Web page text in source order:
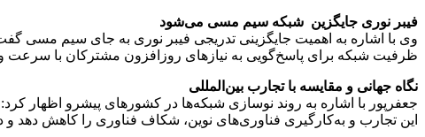
فیبر نوری جایگزین شبکه سیم مسی می‌شود
وی با اشاره به اهمیت جایگزینی تدریجی فیبر نوری به جای سیم مسی
ظرفیت شبکه برای پاسخ‌گویی به نیازهای روزافزون مشترکان با سرعت و
نگاه جهانی و مقایسه با تجارب بین‌المللی
جعفرپور با اشاره به روند نوسازی شبکه‌ها در کشورهای پیشرو اظهار
این تجارب و به‌کارگیری فناوری‌های نوین، شکاف فناوری را کاهش دهد